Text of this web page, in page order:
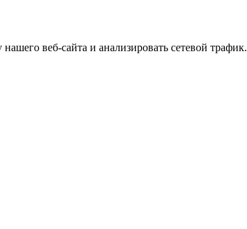
веб-сайта и анализировать сетевой трафик.